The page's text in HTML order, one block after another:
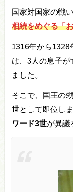
国家対国家の戦
相続をめぐる「
1316年から1328
は、3人の息子が
ました。
そこで、国王の
世として即位し
ワード3世が異議